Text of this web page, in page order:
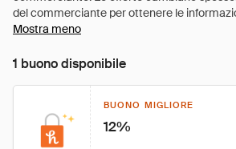
Mostra meno
1 buono disponibile
BUONO MIGLIORE
12%